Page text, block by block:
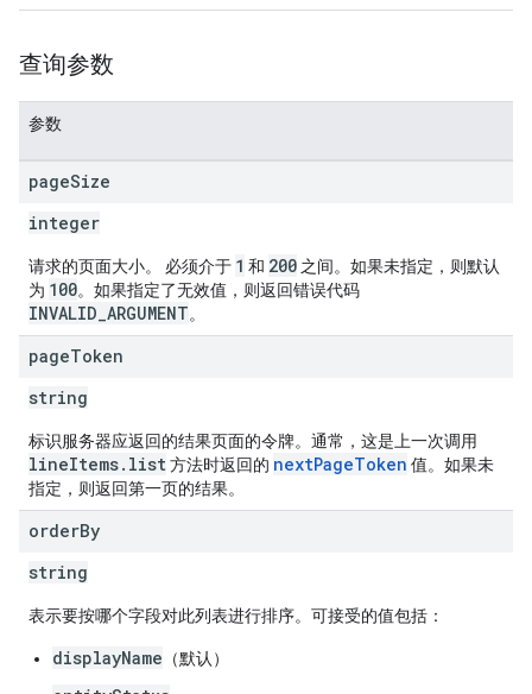
查询参数
参数
pageSize
integer
请求的页面大小。 必须介于 1 和 200 之间。如果未指定，则默认
为 100。如果指定了无效值，则返回错误代码
INVALID_ARGUMENT。
pageToken
string
标识服务器应返回的结果页面的令牌。通常，这是上一次调用
lineItems.list方法时返回的 nextPageToken 值。如果未
指定，则返回第一页的结果。
orderBy
string
表示要按哪个字段对此列表进行排序。可接受的值包括：
displayName （默认）